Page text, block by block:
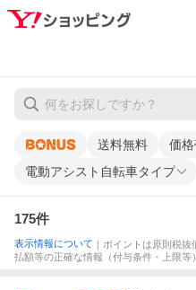
送料無料 価
電動アシスト自転車タイプ
175件
表示情報について ｜ポイントは原則税
払額等の正確な情報（付与条件・上限等